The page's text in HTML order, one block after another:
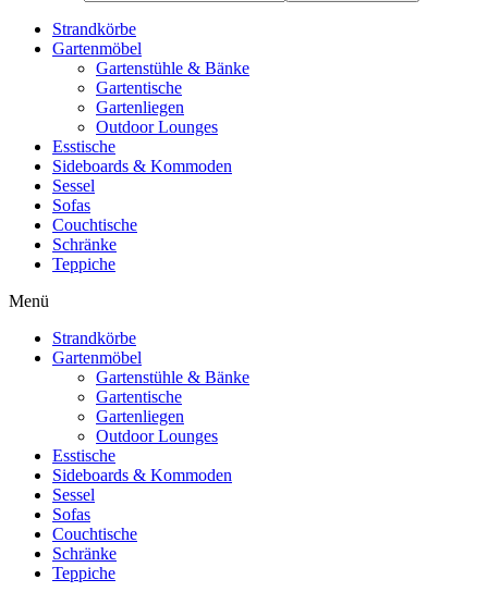
Strandkörbe
Gartenmöbel
Gartenstühle & Bänke
Gartentische
Gartenliegen
Outdoor Lounges
Esstische
Sideboards & Kommoden
Sessel
Sofas
Couchtische
Schränke
Teppiche
Menü
Strandkörbe
Gartenmöbel
Gartenstühle & Bänke
Gartentische
Gartenliegen
Outdoor Lounges
Esstische
Sideboards & Kommoden
Sessel
Sofas
Couchtische
Schränke
Teppiche